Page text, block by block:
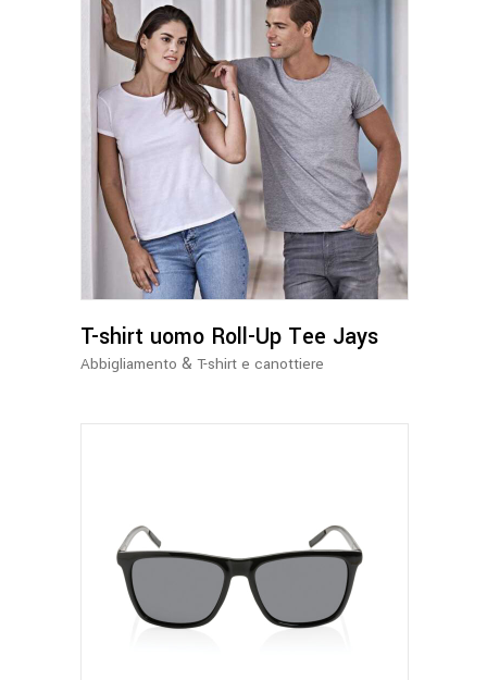
Questo
prodotto
ha
più
varianti.
Le
opzioni
possono
essere
T-shirt uomo Roll-Up Tee Jays
Abbigliamento & T-shirt e canottiere